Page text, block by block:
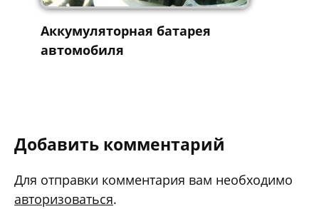
Аккумуляторная батарея
автомобиля
Добавить комментарий
Для отправки комментария вам необходимо
авторизоваться.